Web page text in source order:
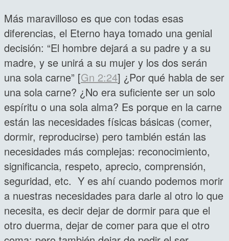
Más maravilloso es que con todas esas
diferencias, el Eterno haya tomado una genial
decisión: “El hombre dejará a su padre y a su
madre, y se unirá a su mujer y los dos serán
una sola carne” [Gn 2:24] ¿Por qué habla de ser
una sola carne? ¿No era suficiente ser un solo
espíritu o una sola alma? Es porque en la carne
están las necesidades físicas básicas (comer,
dormir, reproducirse) pero también están las
necesidades más complejas: reconocimiento,
significancia, respeto, aprecio, comprensión,
seguridad, etc. Y es ahí cuando podemos morir
a nuestras necesidades para darle al otro lo que
necesita, es decir dejar de dormir para que el
otro duerma, dejar de comer para que el otro